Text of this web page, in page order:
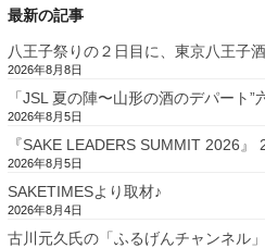
最新の記事
八王子祭りの２日目に、東京八王子
2026年8月8日
「JSL 夏の陣〜山形の酒のデパート
2026年8月5日
『SAKE LEADERS SUMMIT 2026』
2026年8月5日
SAKETIMESより取材♪
2026年8月4日
古川元久氏の「ふるげんチャンネル